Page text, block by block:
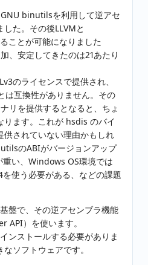
binutilsを利用して逆アセ
た。その後LLVMと
ことが可能になりました
加、安定してきたのは21あたり
のライセンスで提供され、
は互換性がありません。その
リを提供するとなると、ちょ
ります。これが hsdis のバイ
供されていない理由かもしれ
のABIがバージョンアップ
い、Windows OS環境では
使う必要がある、などの課題
盤で、その逆アセンブラ機能
API）を使います。
ンストールする必要がありま
ソフトウェアです。